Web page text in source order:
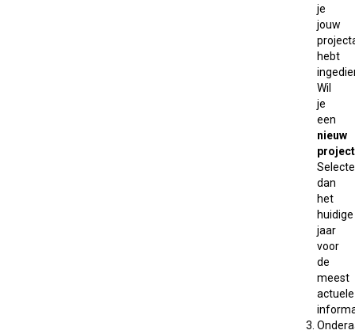
je
jouw
hebt
Wil
je
een
nieuw
project
dan
het
huidige
jaar
voor
de
meest
actuele